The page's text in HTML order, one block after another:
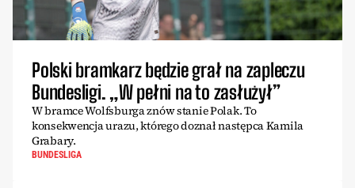
Polski bramkarz będzie grał na zapleczu
Bundesligi. „W pełni na to zasłużył”
W bramce Wolfsburga znów stanie Polak. To
konsekwencja urazu, którego doznał następca Kamila
Grabary.
BUNDESLIGA